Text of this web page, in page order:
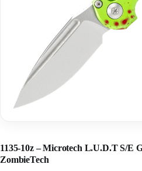
1135-10z – Microtech L.U.D.T S/E
ZombieTech